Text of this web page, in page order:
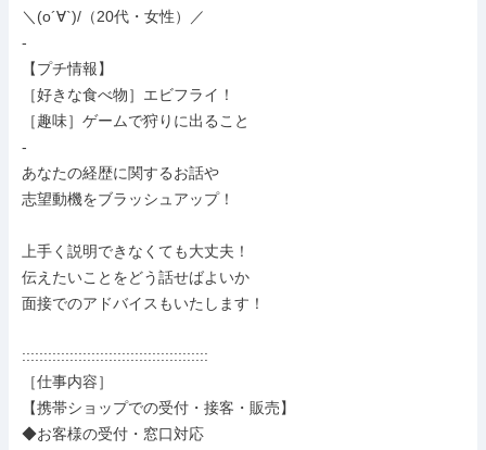
＼(o´∀`)/（20代・女性）／
-
【プチ情報】
［好きな食べ物］エビフライ！
［趣味］ゲームで狩りに出ること
-
あなたの経歴に関するお話や
志望動機をブラッシュアップ！
上手く説明できなくても大丈夫！
伝えたいことをどう話せばよいか
面接でのアドバイスもいたします！
:::::::::::::::::::::::::::::::::::::::::::
［仕事内容］
【携帯ショップでの受付・接客・販売】
◆お客様の受付・窓口対応